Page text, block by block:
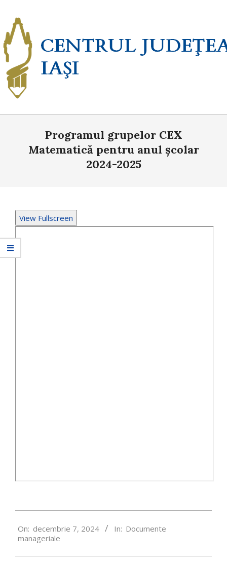
content
Programul grupelor CEX
Matematică pentru anul școlar
2024-2025
View Fullscreen
12-
07
On: decembrie 7, 2024 In: Documente
manageriale